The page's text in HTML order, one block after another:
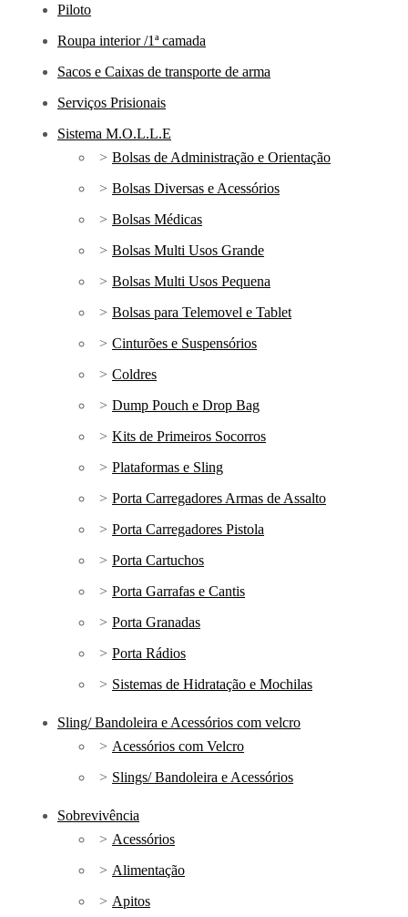
Piloto
Roupa interior /1ª camada
Sacos e Caixas de transporte de arma
Serviços Prisionais
Sistema M.O.L.L.E
Bolsas de Administração e Orientação
Bolsas Diversas e Acessórios
Bolsas Médicas
Bolsas Multi Usos Grande
Bolsas Multi Usos Pequena
Bolsas para Telemovel e Tablet
Cinturões e Suspensórios
Coldres
Dump Pouch e Drop Bag
Kits de Primeiros Socorros
Plataformas e Sling
Porta Carregadores Armas de Assalto
Porta Carregadores Pistola
Porta Cartuchos
Porta Garrafas e Cantis
Porta Granadas
Porta Rádios
Sistemas de Hidratação e Mochilas
Sling/ Bandoleira e Acessórios com velcro
Acessórios com Velcro
Slings/ Bandoleira e Acessórios
Sobrevivência
Acessórios
Alimentação
Apitos